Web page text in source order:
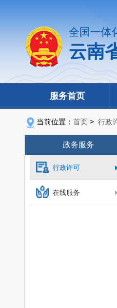
全国一体
云南
服务首页
当前位置： 首页 > 行政
政务服务
行政许可
在线服务